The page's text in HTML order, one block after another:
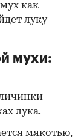
как
луку
мухи:
лука.
мякотью,